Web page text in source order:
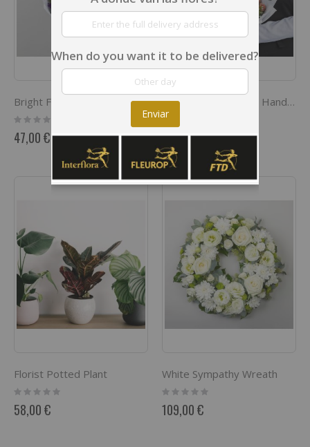
Bright Florist Choice Hand Tied Posy
Rating:
0%
47,00 €
Pastel Florist Choice Hand Tied Posy
Rating:
0%
47,00 €
Florist Potted Plant
Rating:
58,00 €
White Sympathy Wreath
Rating:
109,00 €
When do you want it to be delivered?
Enviar